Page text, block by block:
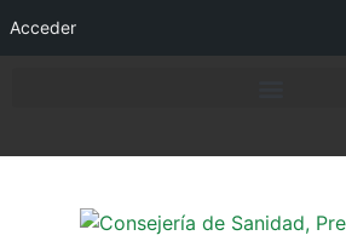
Acceder